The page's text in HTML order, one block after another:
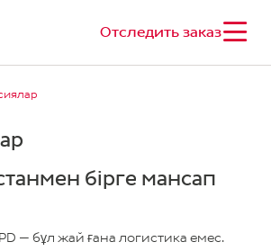
Отследить заказ
бірге мансап
— бұл жай ғана логистика емес.